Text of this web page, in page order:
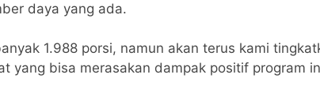
daya yang ada.
1.988 porsi, namun akan terus kami
yang bisa merasakan dampak positif program